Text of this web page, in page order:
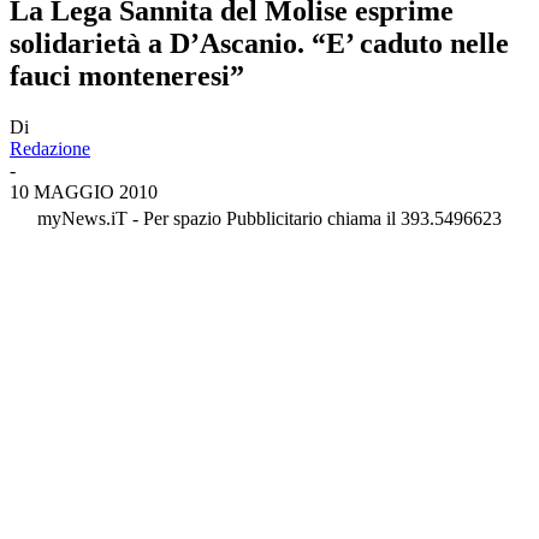
La Lega Sannita del Molise esprime
solidarietà a D’Ascanio. “E’ caduto nelle
fauci monteneresi”
Di
Redazione
-
10 MAGGIO 2010
myNews.iT - Per spazio Pubblicitario chiama il 393.5496623